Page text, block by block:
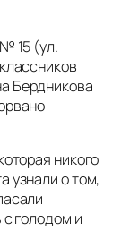
15 (ул.
Бердникова
никого
узнали о том,
с голодом и